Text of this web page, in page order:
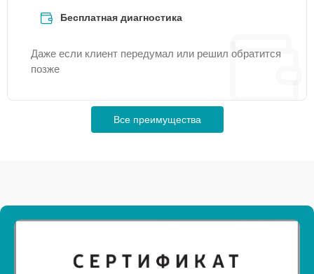
Бесплатная диагностика
Даже если клиент передумал или решил обратится
позже
Все преимущества